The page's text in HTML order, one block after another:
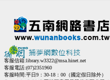
客服信箱:library.w3322@msa.hinet.net
客服電話:(07)2351960
客服時間:平日9：30-18：00（國定假日除外）